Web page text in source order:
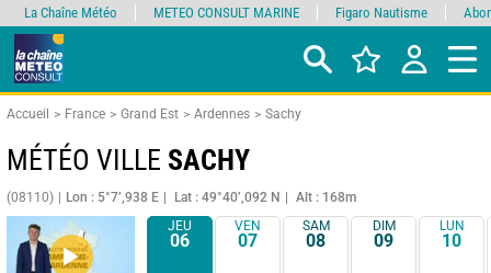
Accueil France Grand Est Ardennes Sachy
MÉTÉO VILLE SACHY
(08110) Lon : 5°7’,938 E Lat : 49°40’,092 N Alt : 168m
JEU
06
VEN
07
SAM
08
DIM
09
LUN
10
La Chaîne Météo METEO CONSULT MARINE Figaro Nautisme